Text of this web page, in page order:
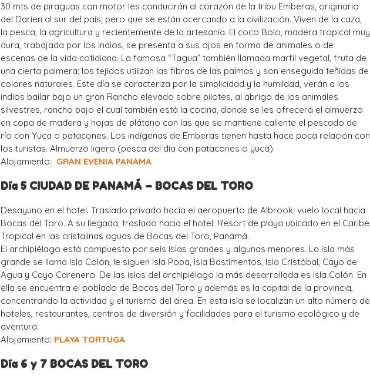
30 mts de piraguas con motor les conducirán al corazón de la tribu Emberas, originario
del Darien al sur del país, pero que se están acercando a la civilización. Viven de la caza,
la pesca, la agricultura y recientemente de la artesanía. El coco Bolo, madera tropical muy
dura, trabajada por los indios, se presenta a sus ojos en forma de animales o de
escenas de la vida cotidiana. La famosa “Tagua” también llamada marfil vegetal, fruta de
una cierta palmera; los tejidos utilizan las fibras de las palmas y son enseguida teñidas de
colores naturales. Este día se caracteriza por la simplicidad y la humildad, verán a los
indios bailar bajo un gran Rancho elevado sobre pilotes, al abrigo de los animales
silvestres, rancho bajo el cual también está la cocina, donde se les ofrecerá el almuerzo
en copa de madera y hojas de plátano con las que se mantiene caliente el pescado de
río con Yuca o patacones. Los indígenas de Emberas tienen hasta hace poca relación con
los turistas. Almuerzo ligero (pesca del día con patacones o yuca).
Alojamiento: GRAN EVENIA PANAMA
Día 5 CIUDAD DE PANAMÁ – BOCAS DEL TORO
Desayuno en el hotel. Traslado privado hacia el aeropuerto de Albrook, vuelo local hacia
Bocas del Toro. A su llegada, traslado hacia el hotel. Resort de playa ubicado en el Caribe
Tropical en las cristalinas aguas de Bocas del Toro, Panamá.
El archipiélago está compuesto por seis islas grandes y algunas menores. La isla más
grande se llama Isla Colón, le siguen Isla Popa, Isla Bastimentos, Isla Cristóbal, Cayo de
Agua y Cayo Carenero. De las islas del archipiélago la más desarrollada es Isla Colón. En
ella se encuentra el poblado de Bocas del Toro y además es la capital de la provincia,
concentrando la actividad y el turismo del área. En esta isla se localizan un alto número de
hoteles, restaurantes, centros de diversión y facilidades para el turismo ecológico y de
aventura.
Alojamiento: PLAYA TORTUGA
Día 6 y 7 BOCAS DEL TORO